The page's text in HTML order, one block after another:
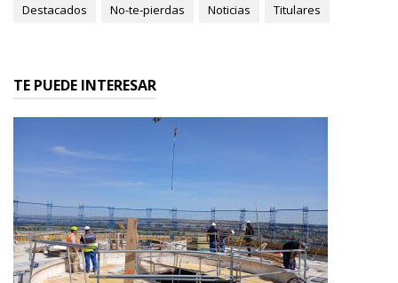
Destacados No-te-pierdas Noticias Titulares
TE PUEDE INTERESAR